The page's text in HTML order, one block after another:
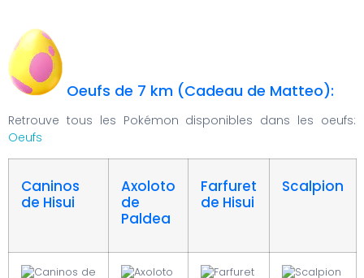
Oeufs de 7 km (Cadeau de Matteo):
Retrouve tous les Pokémon disponibles dans les oeufs:
Oeufs
Caninos
de Hisui
Axoloto
de
Paldea
Farfuret
de Hisui
Scalpion